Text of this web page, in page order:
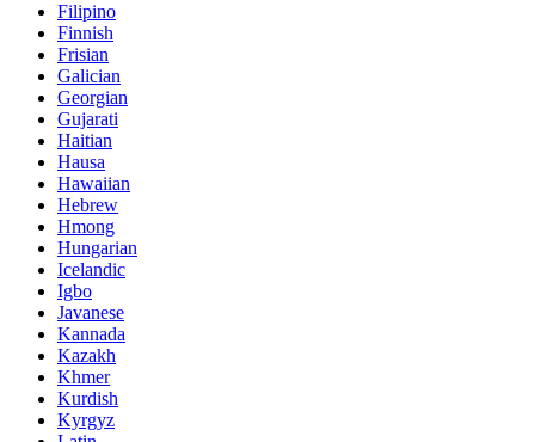
Filipino
Finnish
Frisian
Galician
Georgian
Gujarati
Haitian
Hausa
Hawaiian
Hebrew
Hmong
Hungarian
Icelandic
Igbo
Javanese
Kannada
Kazakh
Khmer
Kurdish
Kyrgyz